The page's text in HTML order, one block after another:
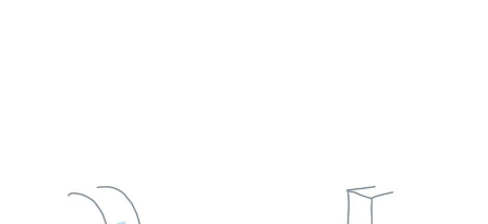
transition intérieure